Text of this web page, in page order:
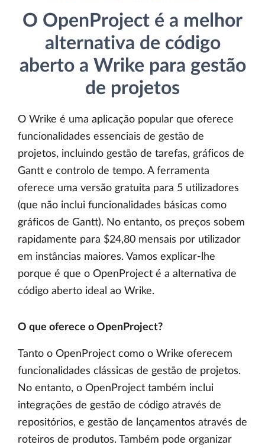
O OpenProject é a melhor
alternativa de código
aberto a Wrike para gestão
de projetos
O Wrike é uma aplicação popular que oferece
funcionalidades essenciais de gestão de
projetos, incluindo gestão de tarefas, gráficos de
Gantt e controlo de tempo. A ferramenta
oferece uma versão gratuita para 5 utilizadores
(que não inclui funcionalidades básicas como
gráficos de Gantt). No entanto, os preços sobem
rapidamente para $24,80 mensais por utilizador
em instâncias maiores. Vamos explicar-lhe
porque é que o OpenProject é a alternativa de
código aberto ideal ao Wrike.
O que oferece o OpenProject?
Tanto o OpenProject como o Wrike oferecem
funcionalidades clássicas de gestão de projetos.
No entanto, o OpenProject também inclui
integrações de gestão de código através de
repositórios, e gestão de lançamentos através de
roteiros de produtos. Também pode organizar